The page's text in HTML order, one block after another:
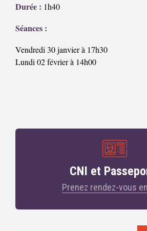
Durée : 1h40
Séances :
Vendredi 30 janvier à 17h30
Lundi 02 février à 14h00
CNI et
Prenez rendez-vous